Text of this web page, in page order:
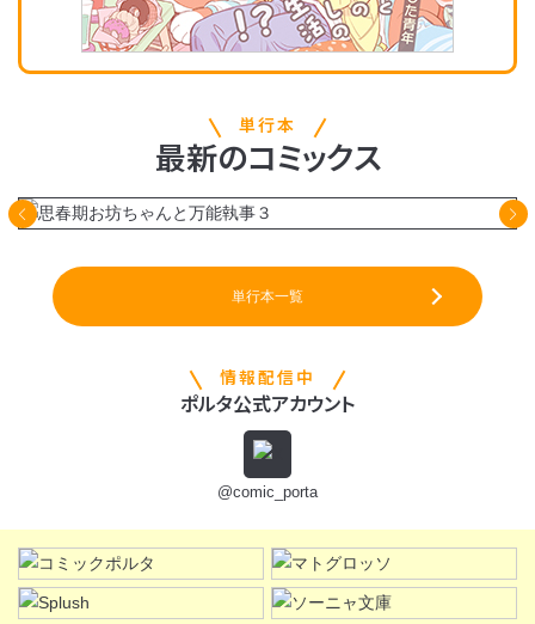
単行本
最新のコミックス
単行本一覧
情報配信中
ポルタ公式アカウント
@comic_porta